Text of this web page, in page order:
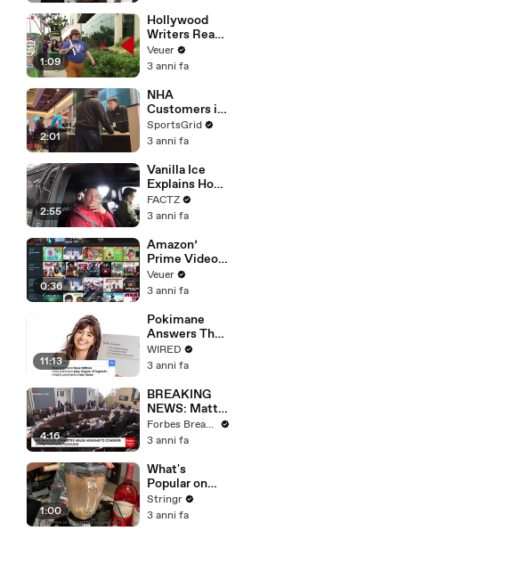
1:09
Hollywood
Writers Reach
‘Tentative
Agreement’
After 146 Day
Strike
Veuer
3 anni fa
2:01
NHA
Customers in
Limbo as
Company
Potential
Merger
SportsGrid
3 anni fa
2:55
Vanilla Ice
Explains How
the 90’s
Shaped
FACTZ
3 anni fa
0:36
Amazon’
Prime Video
Will Show
Commercials
Year
Veuer
3 anni fa
11:13
Pokimane
Answers The
Web's Most
Searched
WIRED
3 anni fa
4:16
BREAKING
NEWS: Matt
Gaetz Tells
House
'I'm Not Going
To Vote For A
Continuing
Resolution'
Forbes Breaking News
3 anni fa
1:00
What's
Popular on
Uber Eats?
Stringr
3 anni fa